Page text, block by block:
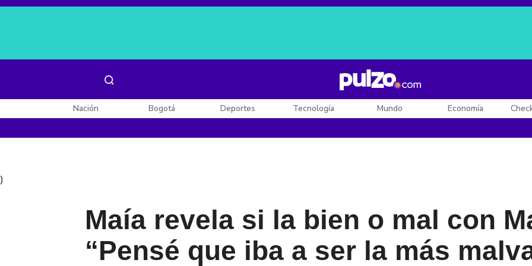
Posesión de De la Espriella
Nación Bogotá Deportes Tecnología Mundo Economía
)
Maía revela si la bien o mal con
“Pensé que iba a ser la más